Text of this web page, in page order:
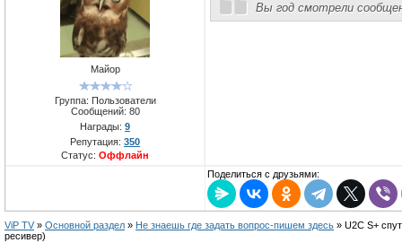
Майор
Группа: Пользователи
Сообщений: 80
Награды: 9
Репутация: 350
Статус: Оффлайн
Вы год смотрели
Поделиться с друзьями:
ViP TV » Oсновной раздел » Не знаешь где задать вопрос-пишем здесь » U2C S+
ресивер)